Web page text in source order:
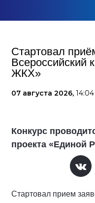
Стартовал
Всероссийский
ЖКХ»
07 августа 2026, 14:04
Конкурс
проекта «Единой
Стартовал прием